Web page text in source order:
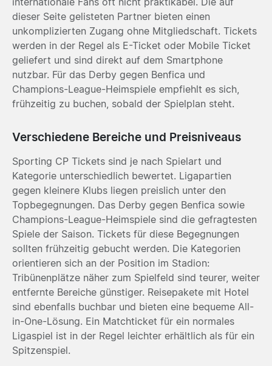
dieser Seite gelisteten Partner bieten einen
unkomplizierten Zugang ohne Mitgliedschaft. Tickets
werden in der Regel als E-Ticket oder Mobile Ticket
geliefert und sind direkt auf dem Smartphone
nutzbar. Für das Derby gegen Benfica und
Champions-League-Heimspiele empfiehlt es sich,
frühzeitig zu buchen, sobald der Spielplan steht.
Verschiedene Bereiche und Preisniveaus
Sporting CP Tickets sind je nach Spielart und
Kategorie unterschiedlich bewertet. Ligapartien
gegen kleinere Klubs liegen preislich unter den
Topbegegnungen. Das Derby gegen Benfica sowie
Champions-League-Heimspiele sind die gefragtesten
Spiele der Saison. Tickets für diese Begegnungen
sollten frühzeitig gebucht werden. Die Kategorien
orientieren sich an der Position im Stadion:
Tribünenplätze näher zum Spielfeld sind teurer, weiter
entfernte Bereiche günstiger. Reisepakete mit Hotel
sind ebenfalls buchbar und bieten eine bequeme All-
in-One-Lösung. Ein Matchticket für ein normales
Ligaspiel ist in der Regel leichter erhältlich als für ein
Spitzenspiel.